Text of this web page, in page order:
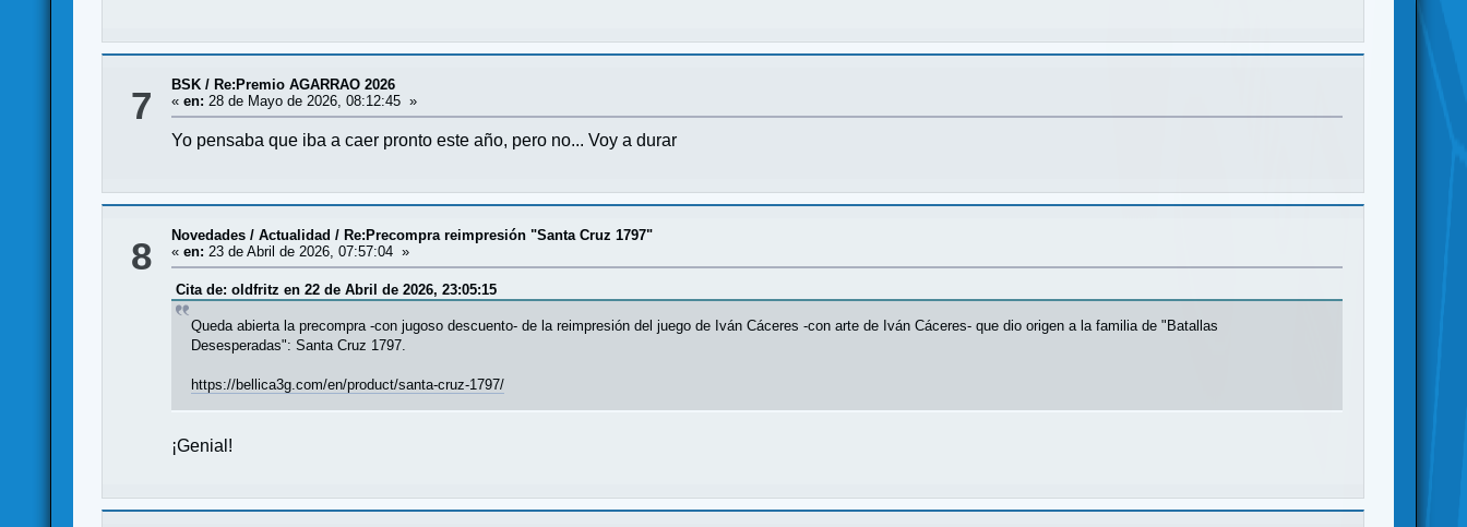
7 BSK /Re:Premio AGARRAO 2026
«en: 28 de Mayo de 2026, 08:12:45 »
Yo pensaba que iba a caer pronto este año, pero no... Voy a durar
8 Novedades / Actualidad /Re:Precompra reimpresión "Santa Cruz 1797"
«en: 23 de Abril de 2026, 07:57:04 »
Cita de: oldfritz en 22 de Abril de 2026, 23:05:15
Queda abierta la precompra -con jugoso descuento- de la reimpresión del juego de Iván Cáceres -con arte de Iván Cáceres- que dio origen a la familia de "Batallas
Desesperadas": Santa Cruz 1797.
https://bellica3g.com/en/product/santa-cruz-1797/
¡Genial!